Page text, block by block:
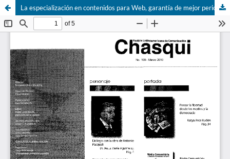
La especialización en contenidos para Web, garantía de mejor periodismo